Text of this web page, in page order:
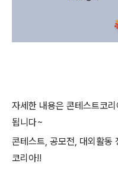
자세한 내용은 콘테스트코
됩니다~
콘테스트, 공모전, 대외활동
코리아!!